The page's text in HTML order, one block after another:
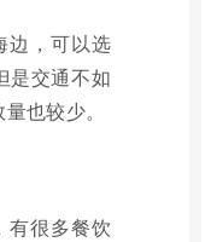
边，可以选
是交通不如
也较少。
有很多餐饮